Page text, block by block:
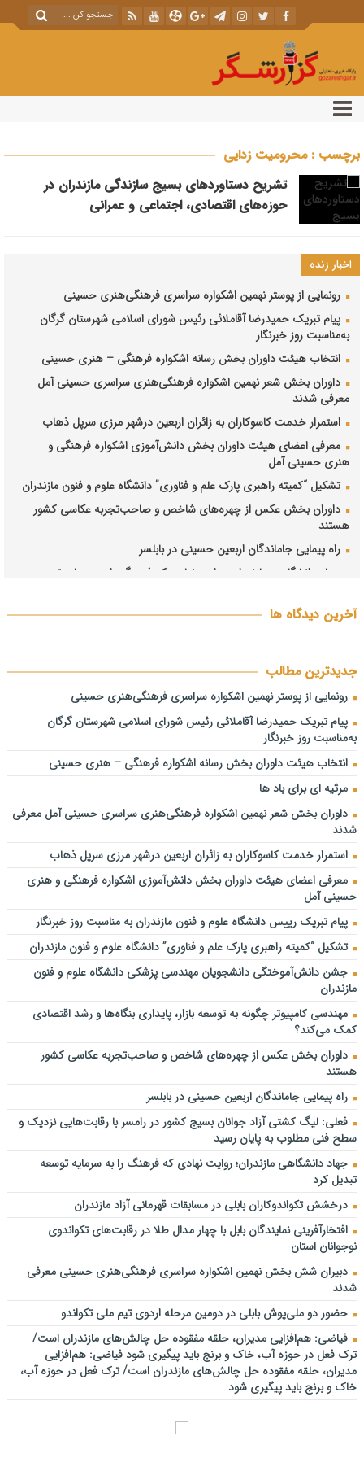
برچسب : محرومیت زدایی
تشریح دستاورد‌های بسیج سازندگی مازندران در
حوزه‌های اقتصادی، اجتماعی و عمرانی
اخبار زنده
رونمایی از پوستر نهمین اشکواره سراسری فرهنگی‌هنری حسینی
پیام تبریک حمیدرضا آقاملائی رئیس شورای اسلامی شهرستان گرگان
به‌مناسبت روز خبرنگار
انتخاب هیئت داوران بخش رسانه اشکواره فرهنگی‌ – هنری حسینی
داوران بخش شعر نهمین اشکواره فرهنگی‌هنری سراسری حسینی آمل
معرفی شدند
استمرار خدمت کاسوکاران به زائران اربعین درشهر مرزی سرپل ذهاب
معرفی اعضای هیئت داوران بخش دانش‌آموزی اشکواره فرهنگی و
هنری حسینی آمل
تشکیل “کمیته راهبری پارک علم و فناوری” دانشگاه علوم و فنون مازندران
داوران بخش عکس از چهره‌های شاخص و صاحب‌تجربه عکاسی کشور
هستند
راه پیمایی جاماندگان اربعین حسینی در بابلسر
جهاد دانشگاهی مازندران؛ روایت نهادی که فرهنگ را به سرمایه توسعه
دبیران شش بخش نهمین اشکواره سراسری فرهنگی‌هنری حسینی
ترک فعل در حوزه آب، خاک و برنج باید پیگیری شود فیاضی: هم‌افزایی
مدیران، حلقه مفقوده حل چالش‌های مازندران است/ ترک فعل در حوزه
آب، خاک و برنج باید پیگیری شود
انتصاب دبیر نهمین اشکواره سراسری فرهنگی و هنری حسینی آمل
اشکواره حسینی از رویدادهای شاخص و جریان‌ساز فرهنگی است
نشست هماهنگی و هم‌اندیشی نهمین اشکواره فرهنگی‌هنری حسینی
برگزار شد
برای وطن…
دانشگاه علوم و فنون مازندران؛ میزبان برگزاری آزمون سراسری کارشناسی‌
ارشد سال ۱۴۰۵
عباسی نماینده مجلس شورای اسلامی:بازنشستگان شناسنامه اراده، تلاش
و عزت یک ملت هستند
تولید ۱۵ هزار تن کلزا در مازندران
ترافیک روان در محورهای مواصلاتی مازندران
آخرین دیدگاه ها
جدیدترین مطالب
رونمایی از پوستر نهمین اشکواره سراسری فرهنگی‌هنری حسینی
پیام تبریک حمیدرضا آقاملائی رئیس شورای اسلامی شهرستان گرگان
به‌مناسبت روز خبرنگار
انتخاب هیئت داوران بخش رسانه اشکواره فرهنگی‌ – هنری حسینی
مرثیه ای برای باد ها
داوران بخش شعر نهمین اشکواره فرهنگی‌هنری سراسری حسینی آمل معرفی
شدند
استمرار خدمت کاسوکاران به زائران اربعین درشهر مرزی سرپل ذهاب
معرفی اعضای هیئت داوران بخش دانش‌آموزی اشکواره فرهنگی و هنری
حسینی آمل
پیام تبریک رییس دانشگاه علوم و فنون مازندران به مناسبت روز خبرنگار
تشکیل “کمیته راهبری پارک علم و فناوری” دانشگاه علوم و فنون مازندران
جشن دانش‌آموختگی دانشجویان مهندسی پزشکی دانشگاه علوم و فنون
مازندران
مهندسی کامپیوتر چگونه به توسعه بازار، پایداری بنگاه‌ها و رشد اقتصادی
کمک می‌کند؟
داوران بخش عکس از چهره‌های شاخص و صاحب‌تجربه عکاسی کشور
هستند
راه پیمایی جاماندگان اربعین حسینی در بابلسر
فعلی: لیگ کشتی آزاد جوانان بسیج کشور در رامسر با رقابت‌هایی نزدیک و
سطح فنی مطلوب به پایان رسید
جهاد دانشگاهی مازندران؛ روایت نهادی که فرهنگ را به سرمایه توسعه
تبدیل کرد
درخشش تکواندوکاران بابلی در مسابقات قهرمانی آزاد مازندران
افتخارآفرینی نمایندگان بابل با چهار مدال طلا در رقابت‌های تکواندوی
نوجوانان استان
دبیران شش بخش نهمین اشکواره سراسری فرهنگی‌هنری حسینی معرفی
شدند
حضور دو ملی‌پوش بابلی در دومین مرحله اردوی تیم ملی تکواندو
فیاضی: هم‌افزایی مدیران، حلقه مفقوده حل چالش‌های مازندران است/
ترک فعل در حوزه آب، خاک و برنج باید پیگیری شود فیاضی: هم‌افزایی
مدیران، حلقه مفقوده حل چالش‌های مازندران است/ ترک فعل در حوزه آب،
خاک و برنج باید پیگیری شود